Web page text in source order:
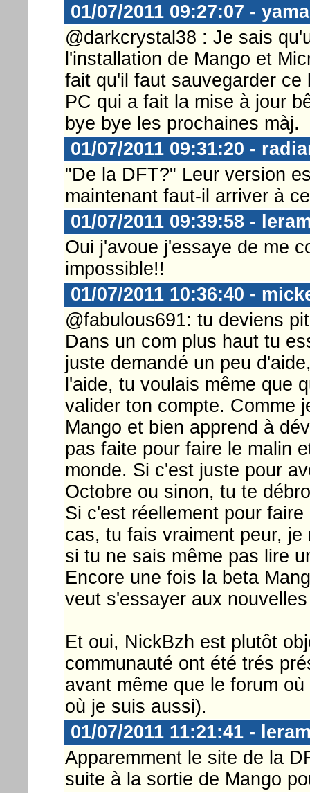
01/07/2011 09:27:07 -
@darkcrystal38 : Je sais
l'installation de Mango et
fait qu'il faut sauvegarder
PC qui a fait la mise à jour
bye bye les prochaines màj.
01/07/2011 09:31:20 -
"De la DFT?" Leur version
maintenant faut-il arriver à
01/07/2011 09:39:58 -
Oui j'avoue j'essaye de me
impossible!!
01/07/2011 10:36:40 -
@fabulous691: tu deviens
Dans un com plus haut tu
juste demandé un peu
l'aide, tu voulais même que
valider ton compte. Comme
Mango et bien apprend à
pas faite pour faire le malin
monde. Si c'est juste pour
Octobre ou sinon, tu te
Si c'est réellement pour
cas, tu fais vraiment peur,
si tu ne sais même pas lire
Encore une fois la beta
veut s'essayer aux
Et oui, NickBzh est plutôt
communauté ont été trés
avant même que le forum
où je suis aussi).
01/07/2011 11:21:41 -
Apparemment le site de la
suite à la sortie de Mango